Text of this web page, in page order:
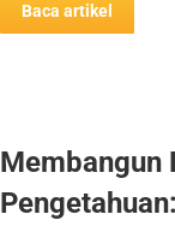
Baca artikel
Membangun